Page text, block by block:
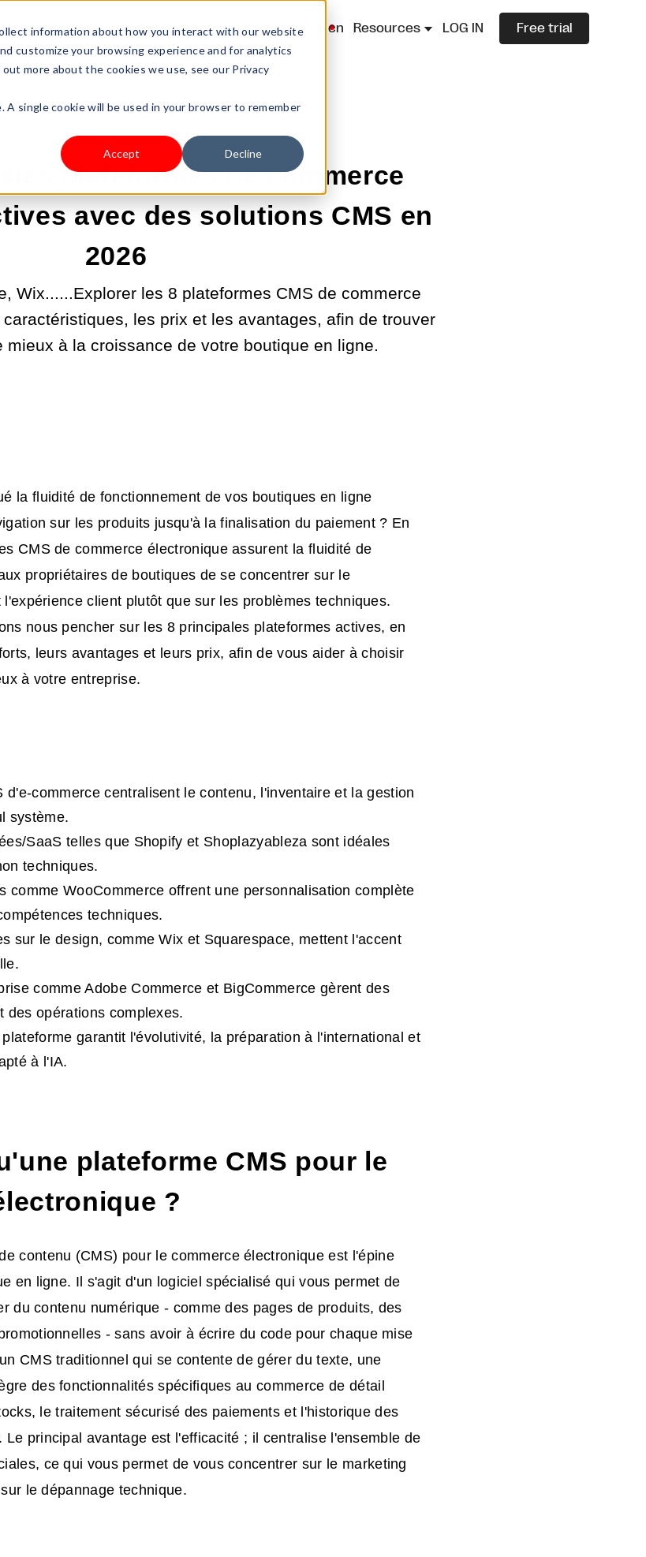
information about how you interact with our website
customize your browsing experience and for analytics
more about the cookies we use, see our Privacy
single cookie will be used in your browser to remember
Accept Decline
Pricing Shoplazza.cn Resources LOG IN Free trial
2026 02:00:00 | CRÉER UNE ENTREPRISE
plateformes de commerce
avec des solutions CMS en
2026
Wix......Explorer les 8 plateformes CMS de commerce
les prix et les avantages, afin de trouver
mieux à la croissance de votre boutique en ligne.
la fluidité de fonctionnement de vos boutiques en ligne
sur les produits jusqu'à la finalisation du paiement ? En
CMS de commerce électroniqueassurent la fluidité de
propriétaires de boutiques de se concentrer sur le
client plutôt que sur les problèmes techniques.
nous pencher sur les 8 principales plateformes actives, en
leurs avantages et leurs prix, afin de vous aider à choisir
à votre entreprise.
d'e-commerce centralisent le contenu, l'inventaire et la gestion
système.
SaaS telles que Shopify et Shoplazyableza sont idéales
techniques.
comme WooCommerce offrent une personnalisation complète
techniques.
sur le design, comme Wix et Squarespace, mettent l'accent
comme Adobe Commerce et BigCommerce gèrent des
des opérations complexes.
garantit l'évolutivité, la préparation à l'international et
à l'IA.
plateforme CMS pour le
?
contenu (CMS) pour le commerce électronique est l'épine
en ligne. Il s'agit d'un logiciel spécialisé qui vous permet de
du contenu numérique - comme des pages de produits, des
- sans avoir à écrire du code pour chaque mise
CMS traditionnel qui se contente de gérer du texte, une
des fonctionnalités spécifiques au commerce de détail
le traitement sécurisé des paiements et l'historique des
Le principal avantage est l'efficacité ; il centralise l'ensemble de
ce qui vous permet de vous concentrer sur le marketing
le dépannage technique.